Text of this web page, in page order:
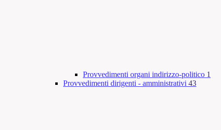
Provvedimenti organi indirizzo-politico 1
Provvedimenti dirigenti - amministrativi 43